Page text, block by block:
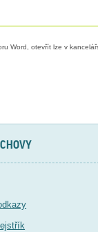
Word, otevřít lze v